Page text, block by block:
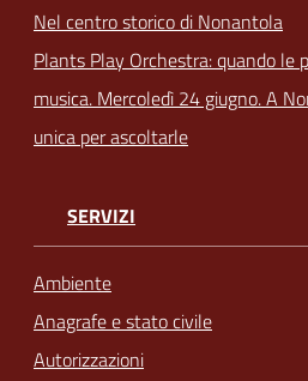
Nel centro storico di Nonantola
Plants Play Orchestra: quando le
musica. Mercoledì 24 giugno. A
unica per ascoltarle
SERVIZI
Ambiente
Anagrafe e stato civile
Autorizzazioni